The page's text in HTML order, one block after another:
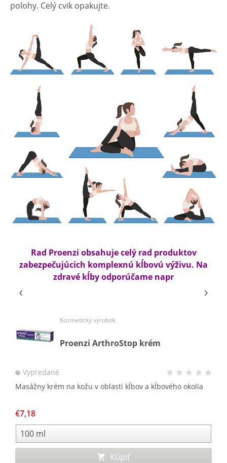
polohy. Celý cvik opakujte.
Rad Proenzi obsahuje celý rad produktov
zabezpečujúcich komplexnú kĺbovú výživu. Na
zdravé kĺby odporúčame napr
Kozmetický výrobok
Proenzi ArthroStop krém
Vypredané
Masážny krém na kožu v oblasti kĺbov a kĺbového okolia
€7,18
Kúpiť